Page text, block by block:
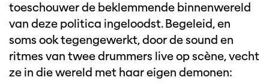
toeschouwer de beklemmende binnenwereld
van deze politica ingeloodst. Begeleid, en
soms ook tegengewerkt, door de sound en
ritmes van twee drummers live op scène, vecht
ze in die wereld met haar eigen demonen: